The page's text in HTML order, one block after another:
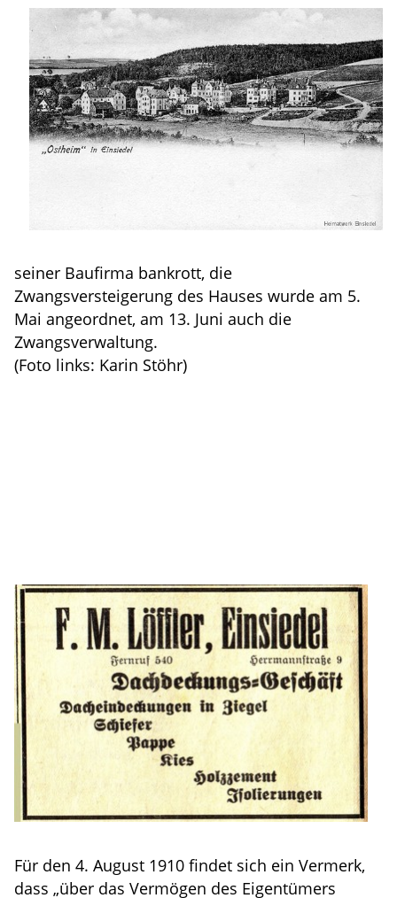
seiner Baufirma bankrott, die
Zwangsversteigerung des Hauses wurde am 5.
Mai angeordnet, am 13. Juni auch die
Zwangsverwaltung.
(Foto links: Karin Stöhr)
Für den 4. August 1910 findet sich ein Vermerk,
dass „über das Vermögen des Eigentümers